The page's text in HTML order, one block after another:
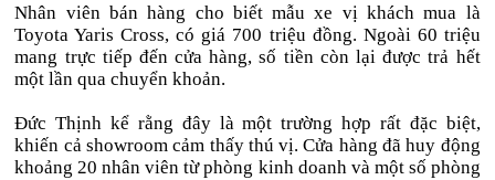
Nhân viên bán hàng cho biết mẫu xe vị khách mua là
Toyota Yaris Cross, có giá 700 triệu đồng. Ngoài 60 triệu
mang trực tiếp đến cửa hàng, số tiền còn lại được trả hết
một lần qua chuyển khoản.
Đức Thịnh kể rằng đây là một trường hợp rất đặc biệt,
khiến cả showroom cảm thấy thú vị. Cửa hàng đã huy động
khoảng 20 nhân viên từ phòng kinh doanh và một số phòng